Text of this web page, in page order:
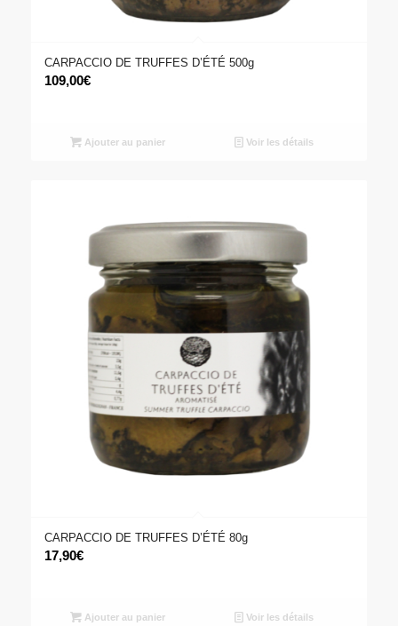
CARPACCIO DE TRUFFES D’ÉTÉ 500g
109,00€
Ajouter au panier Voir les détails
CARPACCIO DE TRUFFES D’ÉTÉ 80g
17,90€
Ajouter au panier Voir les détails